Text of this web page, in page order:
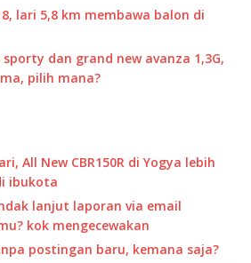
lari 5,8 km membawa balon di
dan grand new avanza 1,3G,
pilih mana?
All New CBR150R di Yogya lebih
ibukota
lanjut laporan via email
kok mengecewakan
postingan baru, kemana saja?